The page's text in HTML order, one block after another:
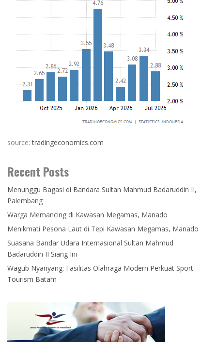
source:tradingeconomics.com
Recent Posts
Menunggu Bagasi di Bandara Sultan Mahmud Badaruddin II,
Palembang
Warga Memancing di Kawasan Megamas, Manado
Menikmati Pesona Laut di Tepi Kawasan Megamas, Manado
Suasana Bandar Udara Internasional Sultan Mahmud
Badaruddin II Siang Ini
Wagub Nyanyang: Fasilitas Olahraga Modern Perkuat Sport
Tourism Batam